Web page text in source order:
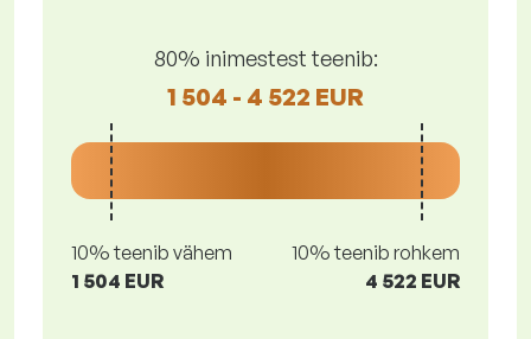
80% inimestest teenib:
1 504 - 4 522 EUR
10% teenib vähem
1 504 EUR
10% teenib rohkem
4 522 EUR